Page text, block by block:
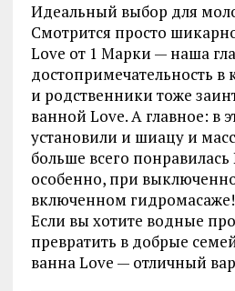
Идеальный выбор для
Смотрится просто
Love от 1 Марки — наша
достопримечательность в
и родственники тоже
ванной Love. А главное: в
установили и шиацу и
больше всего понравилась
особенно, при
включенном гидромасаже!
Если вы хотите водные
превратить в добрые
ванна Love — отличный